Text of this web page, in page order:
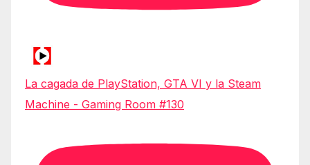
La cagada de PlayStation, GTA VI y la Steam
Machine - Gaming Room #130